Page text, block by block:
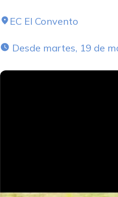
EC El Convento
Desde martes, 19 de